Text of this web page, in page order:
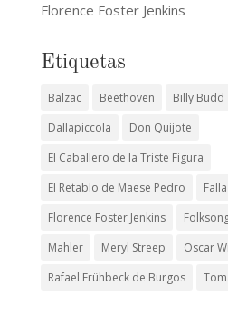
Florence Foster Jenkins
Etiquetas
Balzac Beethoven Billy Budd
Dallapiccola
Don Quijote
El Caballero de la Triste Figura
El Retablo de Maese Pedro
Falla
Florence Foster Jenkins
Mahler
Meryl Streep Oscar
Rafael Frühbeck de Burgos